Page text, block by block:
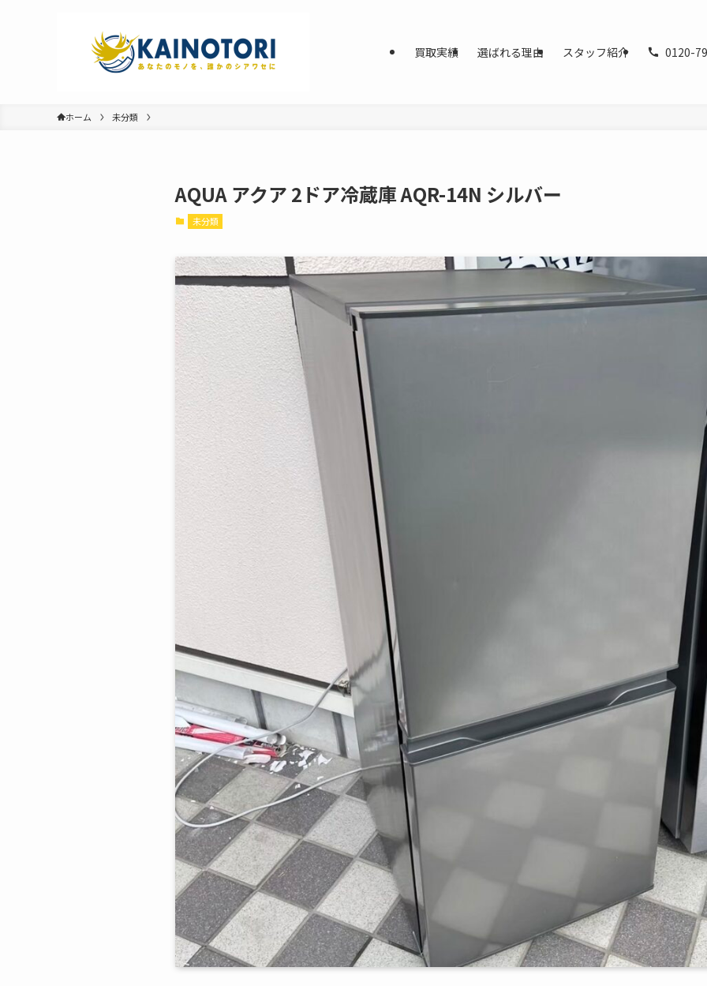
買取実績 選ばれる理由 スタッフ紹介 0120-
ホーム 未分類
AQUA アクア 2ドア冷蔵庫 AQR-14N シルバー
未分類